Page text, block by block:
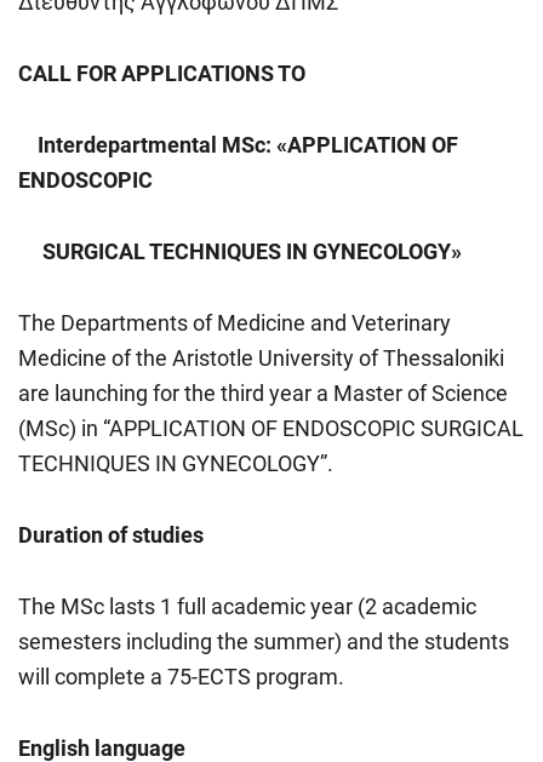
CALL FOR APPLICATIONS TO
Interdepartmental MSc: «APPLICATION OF
ENDOSCOPIC
SURGICAL TECHNIQUES IN GYNECOLOGY»
The Departments of Medicine and Veterinary
Medicine of the Aristotle University of Thessaloniki
are launching for the third year a Master of Science
(MSc) in “APPLICATION OF ENDOSCOPIC SURGICAL
TECHNIQUES IN GYNECOLOGY”.
Duration of studies
The MSc lasts 1 full academic year (2 academic
semesters including the summer) and the students
will complete a 75-ECTS program.
English language